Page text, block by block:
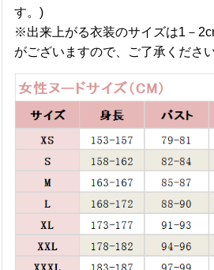
す。)
※出来上がる衣装のサイズは1－
がございますので、ご了承ください